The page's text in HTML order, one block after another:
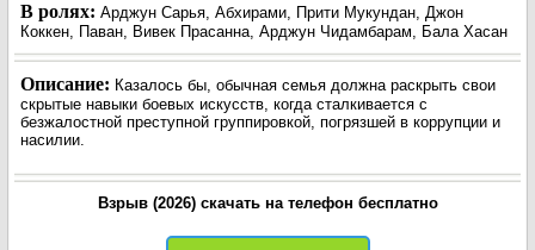
В ролях: Арджун Сарья, Абхирами, Прити Мукундан, Джон
Коккен, Паван, Вивек Прасанна, Арджун Чидамбарам, Бала Хасан
Описание: Казалось бы, обычная семья должна раскрыть свои
скрытые навыки боевых искусств, когда сталкивается с
безжалостной преступной группировкой, погрязшей в коррупции и
насилии.
Взрыв (2026) скачать на телефон бесплатно